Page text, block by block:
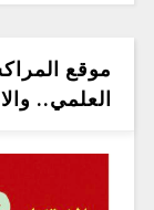
موقع
العلمي..